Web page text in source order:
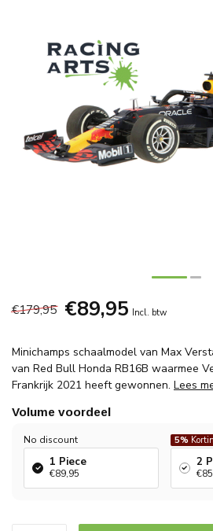
€179,95 €89,95 Incl. btw
Minichamps schaalmodel van Max
van Red Bull Honda RB16B waarmee
Frankrijk 2021 heeft gewonnen. Lees
Volume voordeel
No discount
1 Piece
€89,95
5%
2